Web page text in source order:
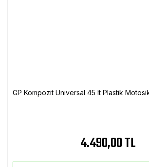
GP Kompozit Universal 45 lt Plastik
4.490,00 TL